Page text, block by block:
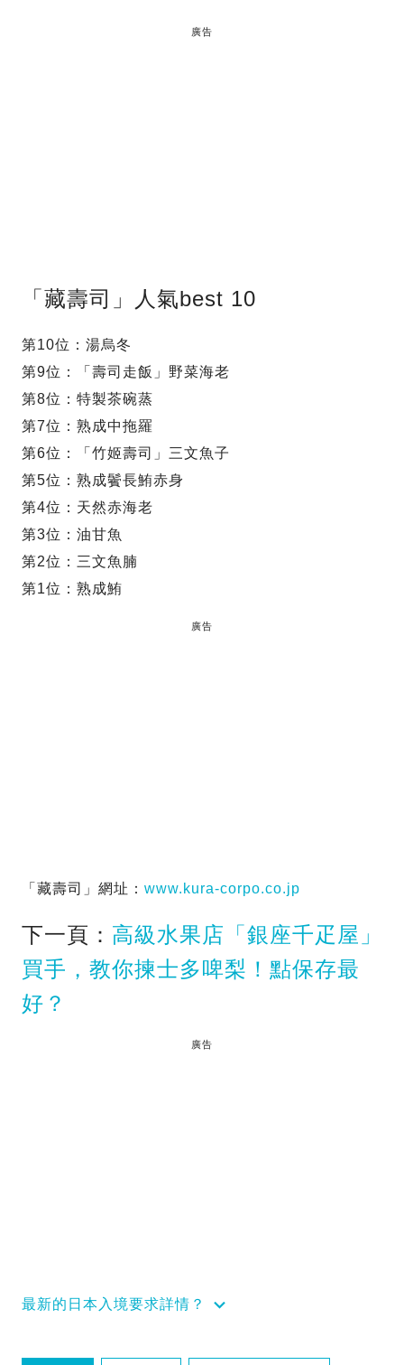
廣告
「藏壽司」人氣best 10
第10位：湯烏冬
第9位：「壽司走飯」野菜海老
第8位：特製茶碗蒸
第7位：熟成中拖羅
第6位：「竹姬壽司」三文魚子
第5位：熟成鬢長鮪赤身
第4位：天然赤海老
第3位：油甘魚
第2位：三文魚腩
第1位：熟成鮪
廣告
「藏壽司」網址： www.kura-corpo.co.jp
下一頁： 高級水果店「銀座千疋屋」
買手，教你揀士多啤梨！點保存最
好？
廣告
最新的日本入境要求詳情？